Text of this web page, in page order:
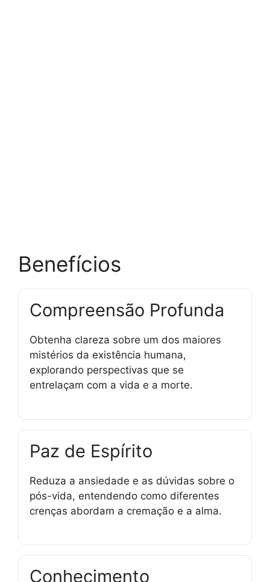
Benefícios
Compreensão Profunda
Obtenha clareza sobre um dos maiores
mistérios da existência humana,
explorando perspectivas que se
entrelaçam com a vida e a morte.
Paz de Espírito
Reduza a ansiedade e as dúvidas sobre o
pós-vida, entendendo como diferentes
crenças abordam a cremação e a alma.
Conhecimento